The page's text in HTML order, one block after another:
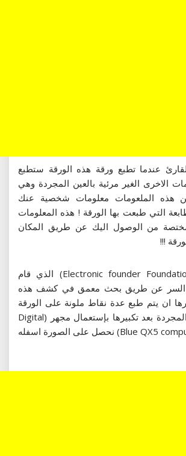
عندما تطبع ورقة هذه الورقة ستطبع
الاخرى الغير مرئية بالعين المجردة وهي
هذه الملعومات معلومات شخصية عنك
التي طبعت بها الورقة ! هذه المعلومات
من الوصول اليك عن طريق المكان
!!!
وحسب موقع (Electronic founder Foundation) الذي قام
السر عن طريق بحث معمق في كشف هذه
ان يتم طبع عدة نقاط ملونة على الورقة
غير مرئية بالعين المجردة بعد تكبيرها بإستعمال مجهر (Digital
Blue QX5 computer microscope) نحصل على الصورة اسفله